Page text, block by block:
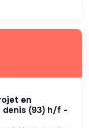
denis (93) h/f -